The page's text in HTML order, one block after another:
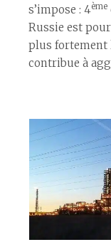
s’impose : 4ème
Russie est
plus fortement
contribue à